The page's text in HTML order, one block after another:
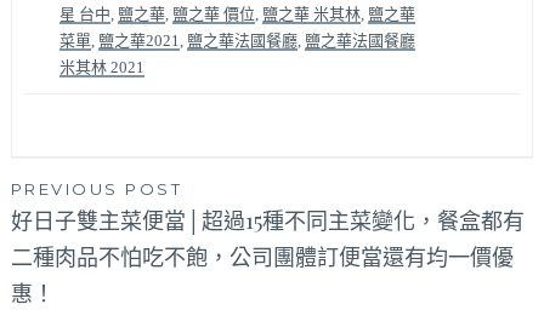
星 台中
鹽之華, 鹽之華 價位 鹽之華 米其林, 鹽之華
菜單
鹽之華2021 鹽之華法國餐廳, 鹽之華法國餐廳
米其林 2021
文
章
導
PREVIOUS POST
好日子雙主菜便當│超過15種不同主菜變化，餐盒都有
二種肉品不怕吃不飽，公司團體訂便當還有均一價優
惠！